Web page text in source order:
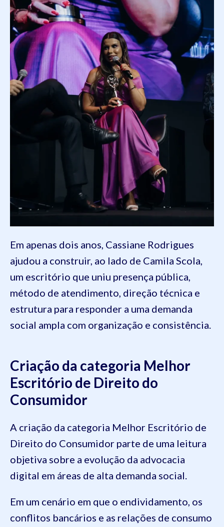
Em apenas dois anos, Cassiane Rodrigues
ajudou a construir, ao lado de Camila Scola,
um escritório que uniu presença pública,
método de atendimento, direção técnica e
estrutura para responder a uma demanda
social ampla com organização e consistência.
Criação da categoria Melhor
Escritório de Direito do
Consumidor
A criação da categoria Melhor Escritório de
Direito do Consumidor parte de uma leitura
objetiva sobre a evolução da advocacia
digital em áreas de alta demanda social.
Em um cenário em que o endividamento, os
conflitos bancários e as relações de consumo